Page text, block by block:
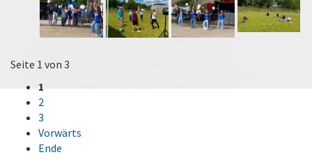
Seite 1 von 3
1
2
3
Vorwärts
Ende